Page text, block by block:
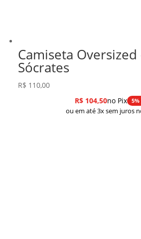
Camiseta
Sócrates
R$ 110,00
R$104,50no Pix 5%
ou em até 3x sem juros